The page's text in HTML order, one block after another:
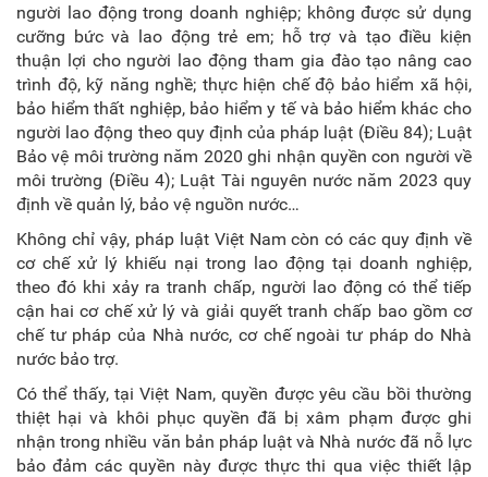
người lao động trong doanh nghiệp; không được sử dụng
cưỡng bức và lao động trẻ em; hỗ trợ và tạo điều kiện
thuận lợi cho người lao động tham gia đào tạo nâng cao
trình độ, kỹ năng nghề; thực hiện chế độ bảo hiểm xã hội,
bảo hiểm thất nghiệp, bảo hiểm y tế và bảo hiểm khác cho
người lao động theo quy định của pháp luật (Điều 84); Luật
Bảo vệ môi trường năm 2020 ghi nhận quyền con người về
môi trường (Điều 4); Luật Tài nguyên nước năm 2023 quy
định về quản lý, bảo vệ nguồn nước…
Không chỉ vậy, pháp luật Việt Nam còn có các quy định về
cơ chế xử lý khiếu nại trong lao động tại doanh nghiệp,
theo đó khi xảy ra tranh chấp, người lao động có thể tiếp
cận hai cơ chế xử lý và giải quyết tranh chấp bao gồm cơ
chế tư pháp của Nhà nước, cơ chế ngoài tư pháp do Nhà
nước bảo trợ.
Có thể thấy, tại Việt Nam, quyền được yêu cầu bồi thường
thiệt hại và khôi phục quyền đã bị xâm phạm được ghi
nhận trong nhiều văn bản pháp luật và Nhà nước đã nỗ lực
bảo đảm các quyền này được thực thi qua việc thiết lập